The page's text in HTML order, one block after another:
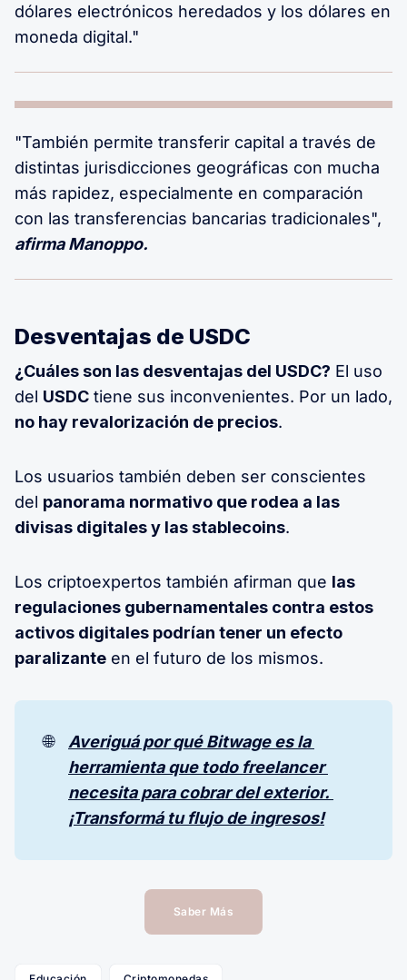
dólares electrónicos heredados y los dólares en
moneda digital."
"También permite transferir capital a través de
distintas jurisdicciones geográficas con mucha
más rapidez, especialmente en comparación
con las transferencias bancarias tradicionales",
afirma Manoppo.
Desventajas de USDC
¿Cuáles son las desventajas del USDC? El uso
del USDC tiene sus inconvenientes. Por un lado,
no hay revalorización de precios.
Los usuarios también deben ser conscientes
del panorama normativo que rodea a las
divisas digitales y las stablecoins.
Los criptoexpertos también afirman que las
regulaciones gubernamentales contra estos
activos digitales podrían tener un efecto
paralizante en el futuro de los mismos.
🌐
Averiguá por qué Bitwage es la
herramienta que todo freelancer
necesita para cobrar del exterior.
¡Transformá tu flujo de ingresos!
Saber Más